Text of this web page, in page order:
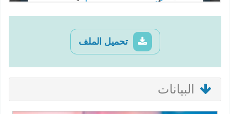
تحميل الملف
البيانات